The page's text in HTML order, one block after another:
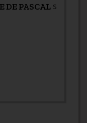
autoriser les
DE PASCAL